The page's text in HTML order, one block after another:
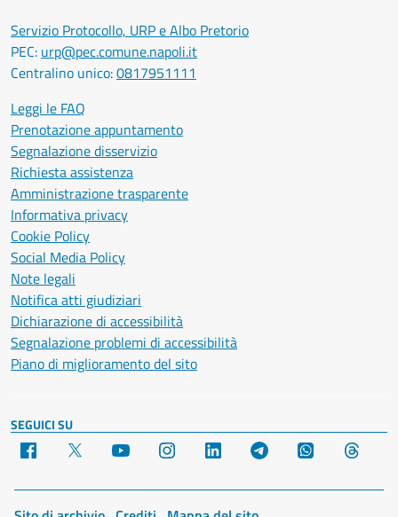
Servizio Protocollo, URP e Albo Pretorio
PEC: urp@pec.comune.napoli.it
Centralino unico:0817951111
Leggi le FAQ
Prenotazione appuntamento
Segnalazione disservizio
Richiesta assistenza
Amministrazione trasparente
Informativa privacy
Cookie Policy
Social Media Policy
Note legali
Notifica atti giudiziari
Dichiarazione di accessibilità
Segnalazione problemi di accessibilità
Piano di miglioramento del sito
SEGUICI SU
Facebook YouTube Instagram LinkedIn Telegram WhatsApp